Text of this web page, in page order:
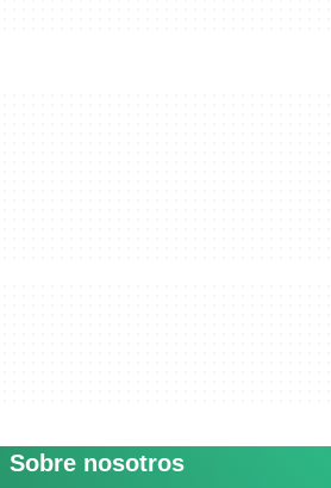
Sobre nosotros